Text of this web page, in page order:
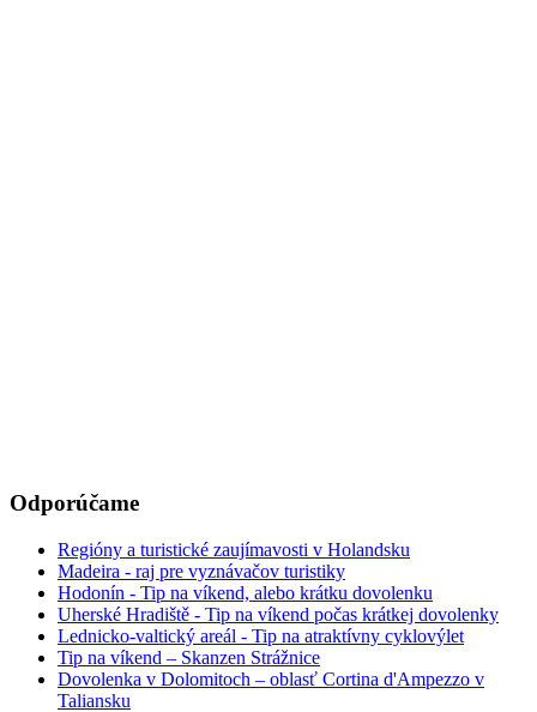
Odporúčame
Regióny a turistické zaujímavosti v Holandsku
Madeira - raj pre vyznávačov turistiky
Hodonín - Tip na víkend, alebo krátku dovolenku
Uherské Hradiště - Tip na víkend počas krátkej dovolenky
Lednicko-valtický areál - Tip na atraktívny cyklovýlet
Tip na víkend – Skanzen Strážnice
Dovolenka v Dolomitoch – oblasť Cortina d'Ampezzo v
Taliansku